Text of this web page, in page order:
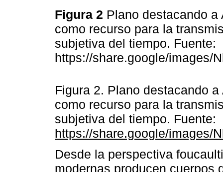
Figura 2 Plano destacando
como recurso para la
subjetiva del tiempo. Fuente:
https://share.google/images/
Figura 2. Plano destacando
como recurso para la
subjetiva del tiempo. Fuente:
https://share.google/images/
Desde la perspectiva
modernas producen cuerpos